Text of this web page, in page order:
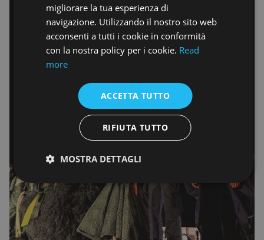
migliorare la tua esperienza di
navigazione. Utilizzando il nostro sito web
acconsenti a tutti i cookie in conformità
con la nostra policy per i cookie. Read
more
ACCETTA TUTTO
RIFIUTA TUTTO
MOSTRA DETTAGLI